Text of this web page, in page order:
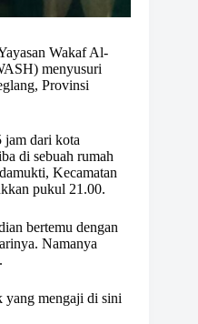
Wakaf Al-
menyusuri
Provinsi
jam dari kota
di sebuah rumah
Kecamatan
pukul 21.00.
bertemu dengan
Namanya
yang mengaji di sini